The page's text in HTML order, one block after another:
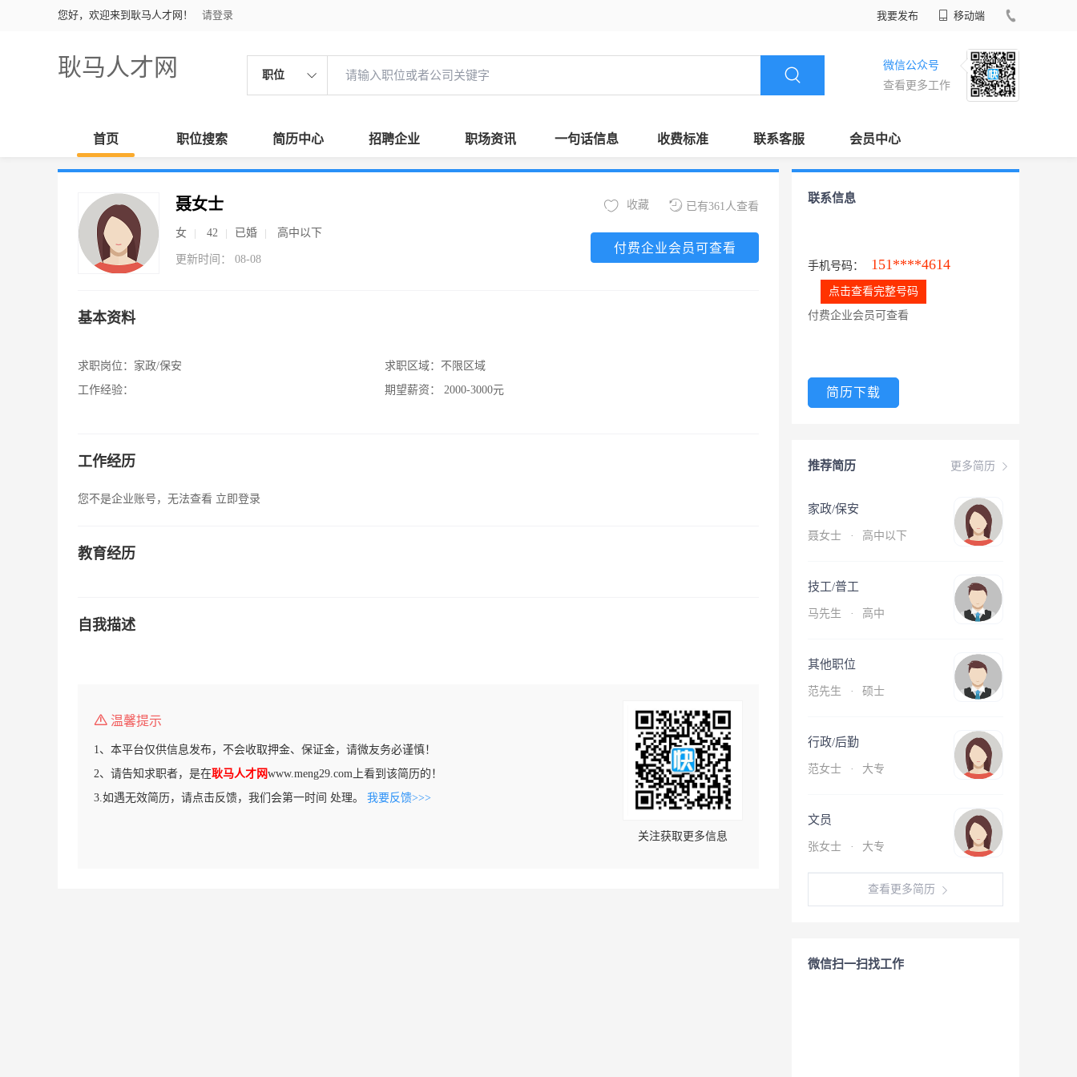
您好，欢迎来到耿马人才网！ 请登录 我要发布 移动端
耿马人才网 职位
微信公众号
查看更多工作
首页 职位搜索 简历中心 招聘企业 职场资讯 一句话信息 收费标准 联系客服 会员中心
聂女士
女 42 已婚 高中以下
更新时间： 08-08
已有361人查看
收藏
付费企业会员可查看
基本资料
求职岗位： 家政/保安
工作经验：
求职区域： 不限区域
期望薪资：
2000-3000元
工作经历
您不是企业账号，无法查看 立即登录
教育经历
自我描述
温馨提示
1、本平台仅供信息发布，不会收取押金、保证金，请微友务必谨慎！
2、请告知求职者，是在耿马人才网www.meng29.com上看到该简历的！
3.如遇无效简历，请点击反馈，我们会第一时间 处理。 我要反馈>>>
关注获取更多信息
联系信息
手机号码： 151****4614
点击查看完整号码
付费企业会员可查看
简历下载
更多简历
推荐简历
家政/保安
聂女士 · 高中以下
技工/普工
马先生 · 高中
其他职位
范先生 · 硕士
行政/后勤
范女士 · 大专
文员
张女士 · 大专
查看更多简历
微信扫一扫找工作